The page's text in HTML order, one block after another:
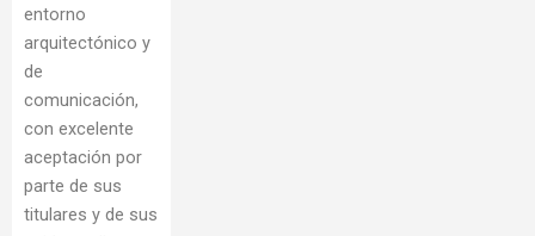
entorno
arquitectónico y
de
comunicación,
con excelente
aceptación por
parte de sus
titulares y de sus